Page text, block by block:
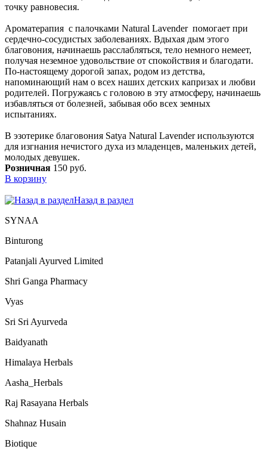
точку равновесия.
Ароматерапия с палочками Natural Lavender помогает при
сердечно-сосудистых заболеваниях. Вдыхая дым этого
благовония, начинаешь расслабляться, тело немного немеет,
получая неземное удовольствие от спокойствия и благодати.
По-настоящему дорогой запах, родом из детства,
напоминающий нам о всех наших детских капризах и любви
родителей. Погружаясь с головою в эту атмосферу, начинаешь
избавляться от болезней, забывая обо всех земных
испытаниях.
В эзотерике благовония Satya Natural Lavender используются
для изгнания нечистого духа из младенцев, маленьких детей,
молодых девушек.
Розничная 150 руб.
В корзину
Назад в раздел
SYNAA
Binturong
Patanjali Ayurved Limited
Shri Ganga Pharmacy
Vyas
Sri Sri Ayurveda
Baidyanath
Himalaya Herbals
Aasha_Herbals
Raj Rasayana Herbals
Shahnaz Husain
Biotique